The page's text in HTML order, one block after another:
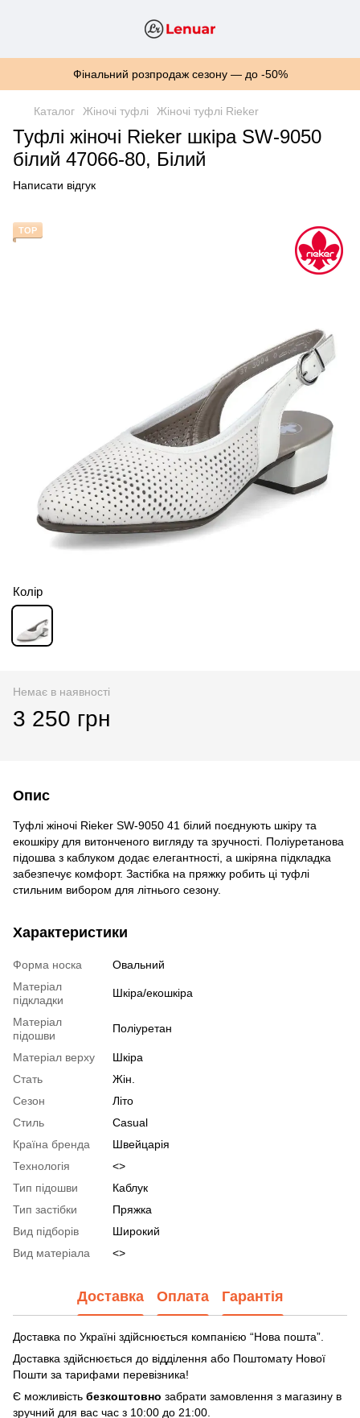
Фінальний розпродаж сезону — до -50%
Каталог Жіночі туфлі Жіночі туфлі Rieker
Туфлі жіночі Rieker шкіра SW-9050
білий 47066-80, Білий
Написати відгук
TOP
Колір
Немає в наявності
3 250 грн
Опис
Туфлі жіночі Rieker SW-9050 41 білий поєднують шкіру та
екошкіру для витонченого вигляду та зручності. Поліуретанова
підошва з каблуком додає елегантності, а шкіряна підкладка
забезпечує комфорт. Застібка на пряжку робить ці туфлі
стильним вибором для літнього сезону.
Характеристики
Форма носка
Овальний
Матеріал
підкладки
Шкіра/екошкіра
Матеріал
підошви
Поліуретан
Матеріал верху
Шкіра
Стать
Жін.
Сезон
Літо
Стиль
Casual
Країна бренда
Швейцарія
Технологія
<>
Тип підошви
Каблук
Тип застібки
Пряжка
Вид підборів
Широкий
Вид матеріала
<>
Доставка Оплата Гарантія
Доставка по Україні здійснюється компанією “Нова пошта”.
Доставка здійснюється до відділення або Поштомату Нової
Пошти за тарифами перевізника!
Є можливість безкоштовно забрати замовлення з магазину в
зручний для вас час з 10:00 до 21:00.